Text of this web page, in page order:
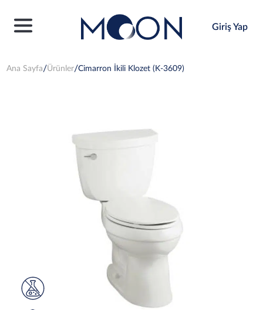
Giriş Yap
Ana Sayfa Ürünler Cimarron İkili Klozet (K-3609)